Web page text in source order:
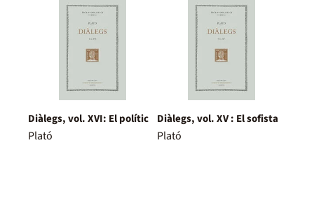
Diàlegs, vol. XVI: El polític
Plató
Diàlegs, vol. XV : El sofista
Plató